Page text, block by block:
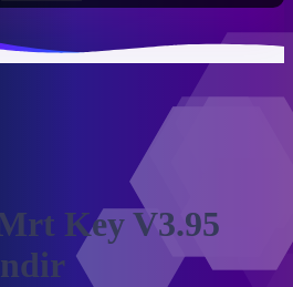
Key V3.95